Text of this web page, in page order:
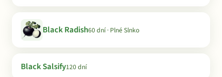
Black Radish60 dní · Plné Slnko
Black Salsify120 dní